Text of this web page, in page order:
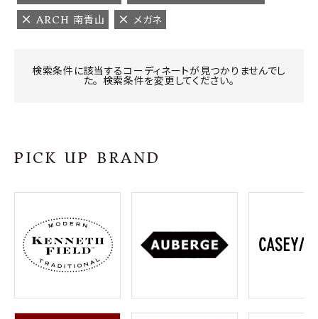
CATEGORY
プライバシーポリシー
特定商取引法について
お問い合わせ
OFFICIAL WEB SITE
ARCH 南青山
メガネ
検索条件に該当するコーディネートが見つかりませんでし
た。 検索条件を変更してください。
PICK UP BRAND